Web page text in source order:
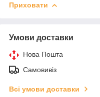
Приховати
Умови доставки
Нова Пошта
Самовивіз
Всі умови доставки